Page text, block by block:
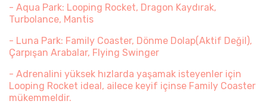
- Aqua Park: Looping Rocket, Dragon Kaydırak,
Turbolance, Mantis
- Luna Park: Family Coaster, Dönme Dolap(Aktif Değil),
Çarpışan Arabalar, Flying Swinger
- Adrenalini yüksek hızlarda yaşamak isteyenler için
Looping Rocket ideal, ailece keyif içinse Family Coaster
mükemmeldir.